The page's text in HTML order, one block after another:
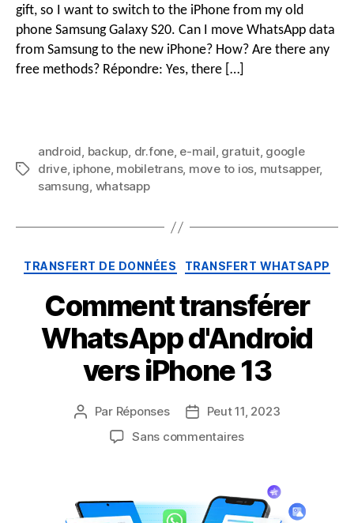
gift, so I want to switch to the iPhone from my old
phone Samsung Galaxy S20. Can I move WhatsApp data
from Samsung to the new iPhone? How? Are there any
free methods? Répondre: Yes, there […]
android, backup, dr.fone, e-mail, gratuit, google
drive, iphone, mobiletrans, move to ios, mutsapper,
samsung, whatsapp
TRANSFERT DE DONNÉES TRANSFERT WHATSAPP
Comment transférer
WhatsApp d'Android
vers iPhone 13
Par Réponses
Peut 11, 2023
Sans commentaires